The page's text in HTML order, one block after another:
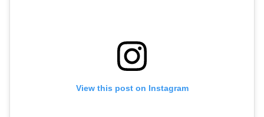
View this post on Instagram